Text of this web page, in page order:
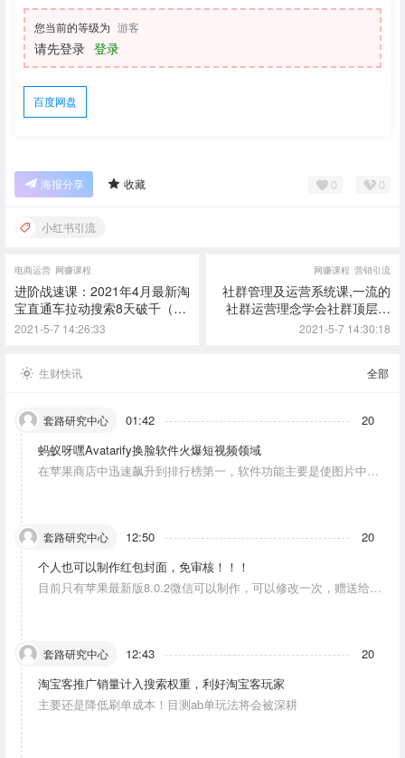
您当前的等级为 游客
请先登录 登录
百度网盘
海报分享 收藏 0 0
小红书引流
电商运营 网赚课程
进阶战速课：2021年4月最新淘
宝直通车拉动搜索8天破千（视
频课程）
2021-5-7 14:26:33
网赚课程 营销引流
社群管理及运营系统课,一流的
社群运营理念学会社群顶层设
计
2021-5-7 14:30:18
生财快讯 全部
套路研究中心 01:42
20
蚂蚁呀嘿Avatarify换脸软件火爆短视频领域
在苹果商店中迅速飙升到排行榜第一，软件功能主要是使图片中的
套路研究中心 12:50
20
个人也可以制作红包封面，免审核！！！
目前只有苹果最新版8.0.2微信可以制作，可以修改一次，赠送给10
套路研究中心 12:43
20
淘宝客推广销量计入搜索权重，利好淘宝客玩家
主要还是降低刷单成本！目测ab单玩法将会被深耕